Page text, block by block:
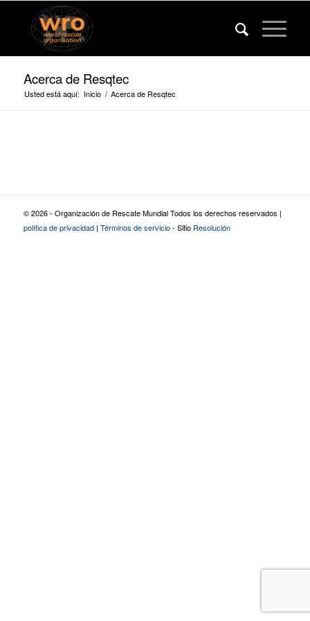
Acerca de Resqtec
Usted está aquí: Inicio / Acerca de Resqtec
© 2026 - Organización de Rescate Mundial Todos los derechos reservados |
política de privacidad| Términos de servicio- Sitio Resolución